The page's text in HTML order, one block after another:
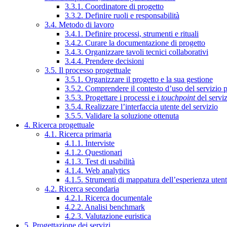
3.3.1. Coordinatore di progetto
3.3.2. Definire ruoli e responsabilità
3.4. Metodo di lavoro
3.4.1. Definire processi, strumenti e rituali
3.4.2. Curare la documentazione di progetto
3.4.3. Organizzare tavoli tecnici collaborativi
3.4.4. Prendere decisioni
3.5. Il processo progettuale
3.5.1. Organizzare il progetto e la sua gestione
3.5.2. Comprendere il contesto d’uso del servizio
3.5.3. Progettare i processi e i touchpointdel
3.5.4. Realizzare l’interfaccia utente del servizio
3.5.5. Validare la soluzione ottenuta
4. Ricerca progettuale
4.1. Ricerca primaria
4.1.1. Interviste
4.1.2. Questionari
4.1.3. Test di usabilità
4.1.4. Web analytics
4.1.5. Strumenti di mappatura dell’esperienza
4.2. Ricerca secondaria
4.2.1. Ricerca documentale
4.2.2. Analisi benchmark
4.2.3. Valutazione euristica
5. Progettazione dei servizi